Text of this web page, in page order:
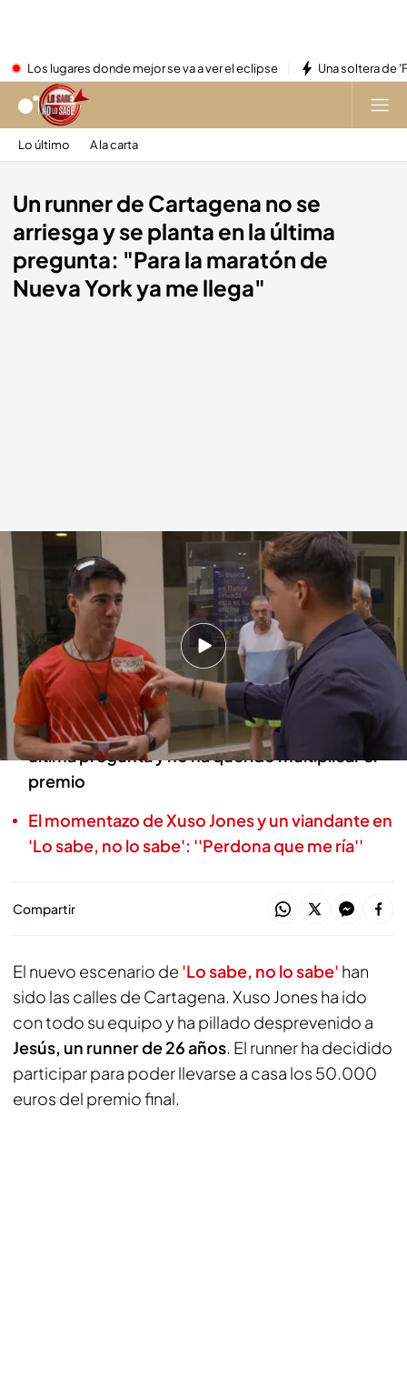
Los lugares donde mejor se va a ver el eclipse Una soltera de
Lo último A la carta
Un runner de Cartagena no se
arriesga y se planta en la última
pregunta: "Para la maratón de
Nueva York ya me llega"
Xuso Jones y el runner
Lo sabe, no lo sabe
23 SEP 2024 - 19:15h.
Xuso Jones pilla desprevenido a un runner
mientras corría por las calles de Cartagena
El participante ha decidido plantarse en la
última pregunta y no ha querido multiplicar el
premio
El momentazo de Xuso Jones y un viandante en
'Lo sabe, no lo sabe': ''Perdona que me ría''
Compartir
El nuevo escenario de 'Lo sabe, no lo sabe' han
sido las calles de Cartagena. Xuso Jones ha ido
con todo su equipo y ha pillado desprevenido a
Jesús, un runner de 26 años. El runner ha decidido
participar para poder llevarse a casa los 50.000
euros del premio final.